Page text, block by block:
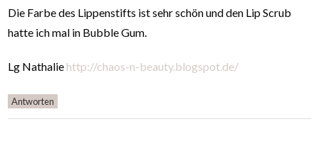
Die Farbe des Lippenstifts ist sehr schön und den Lip Scrub
hatte ich mal in Bubble Gum.
Lg Nathalie http://chaos-n-beauty.blogspot.de/
Antworten